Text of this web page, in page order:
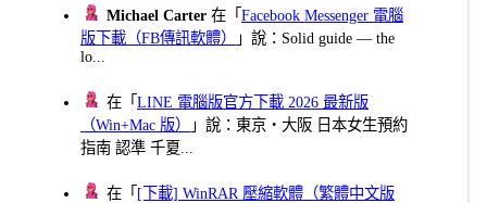
Michael Carter 在「Facebook Messenger 電腦
版下載（FB傳訊軟體）
」說：Solid guide — the
lo...
在「LINE 電腦版官方下載 2026 最新版
（Win+Mac 版）
」說：東京・大阪 日本女生預約
指南 認準 千夏...
在「 [下載] WinRAR 壓縮軟體（繁體中文版